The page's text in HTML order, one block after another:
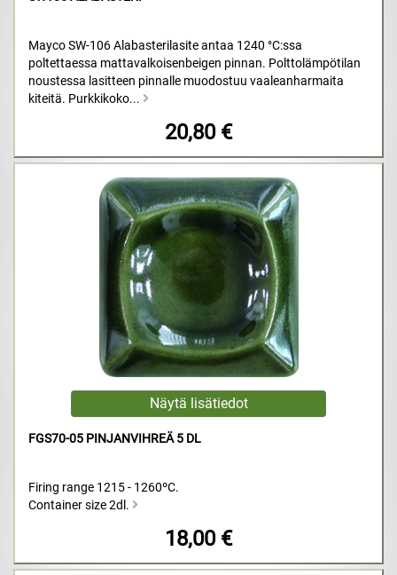
Mayco SW-106 Alabasterilasite antaa 1240 °C:ssa
poltettaessa mattavalkoisenbeigen pinnan. Polttolämpötilan
noustessa lasitteen pinnalle muodostuu vaaleanharmaita
kiteitä. Purkkikoko...
20,80 €
FGS70-05 PINJANVIHREÄ 5 DL
Firing range 1215 - 1260ºC.
Container size 2dl.
18,00 €